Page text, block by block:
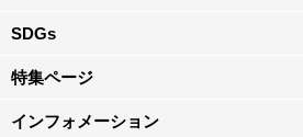
SDGs
特集ページ
インフォメーション